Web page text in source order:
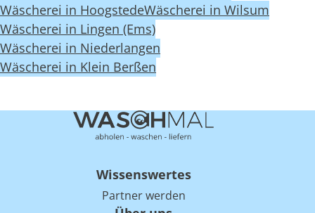
Wäscherei in HoogstedeWäscherei in Wilsum
Wäscherei in Lingen (Ems)
Wäscherei in Niederlangen
Wäscherei in Klein Berßen
Wissenswertes
Partner werden